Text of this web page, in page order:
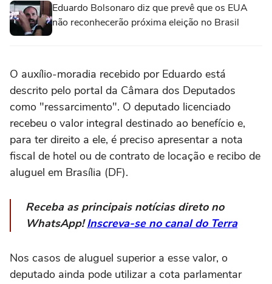
Eduardo Bolsonaro diz que prevê que os EUA
não reconhecerão próxima eleição no Brasil
O auxílio-moradia recebido por Eduardo está
descrito pelo portal da Câmara dos Deputados
como "ressarcimento". O deputado licenciado
recebeu o valor integral destinado ao benefício e,
para ter direito a ele, é preciso apresentar a nota
fiscal de hotel ou de contrato de locação e recibo de
aluguel em Brasília (DF).
Receba as principais notícias direto no
WhatsApp!Inscreva-se no canal do Terra
Nos casos de aluguel superior a esse valor, o
deputado ainda pode utilizar a cota parlamentar